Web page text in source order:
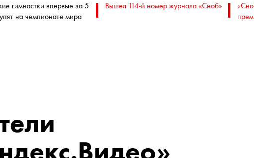
гимнастки впервые за 5
на чемпионате мира
Вышел 114-й номер журнала «Сноб»